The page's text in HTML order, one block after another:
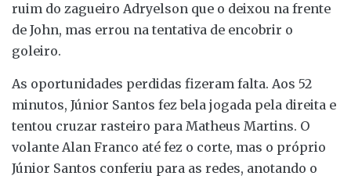
ruim do zagueiro Adryelson que o deixou na frente
de John, mas errou na tentativa de encobrir o
goleiro.
As oportunidades perdidas fizeram falta. Aos 52
minutos, Júnior Santos fez bela jogada pela direita e
tentou cruzar rasteiro para Matheus Martins. O
volante Alan Franco até fez o corte, mas o próprio
Júnior Santos conferiu para as redes, anotando o